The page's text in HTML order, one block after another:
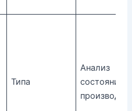
Типа
Анализ
состояния